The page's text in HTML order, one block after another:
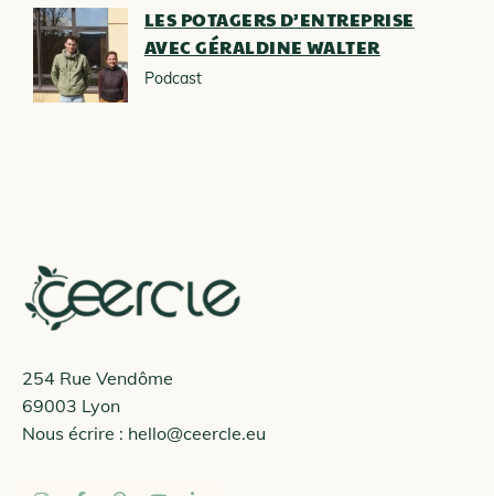
LES POTAGERS D’ENTREPRISE
AVEC GÉRALDINE WALTER
Podcast
254 Rue Vendôme
69003 Lyon
Nous écrire : hello@ceercle.eu